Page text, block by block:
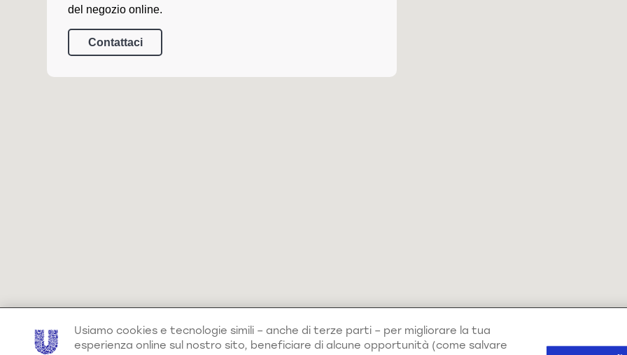
del negozio online.
Contattaci
Usiamo cookies e tecnologie simili – anche di terze parti – per migliorare la tua
esperienza online sul nostro sito, beneficiare di alcune opportunità (come salvare